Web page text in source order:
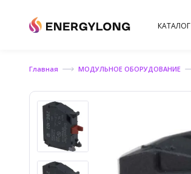
КАТАЛОГ
Главная МОДУЛЬНОЕ ОБОРУДОВАНИЕ